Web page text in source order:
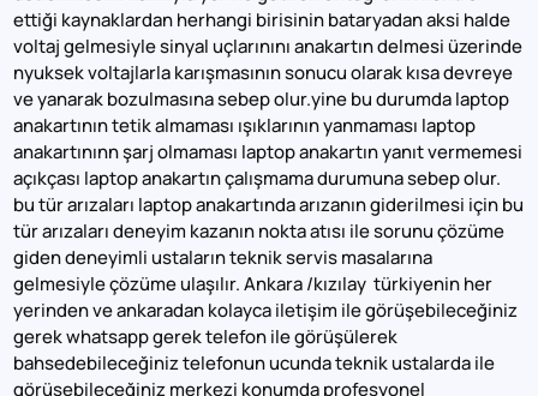
ettiği kaynaklardan herhangi birisinin bataryadan aksi halde
voltaj gelmesiyle sinyal uçlarınını anakartın delmesi üzerinde
nyuksek voltajlarla karışmasının sonucu olarak kısa devreye
ve yanarak bozulmasına sebep olur.yine bu durumda laptop
anakartının tetik almaması ışıklarının yanmaması laptop
anakartınınn şarj olmaması laptop anakartın yanıt vermemesi
açıkçası laptop anakartın çalışmama durumuna sebep olur.
bu tür arızaları laptop anakartında arızanın giderilmesi için bu
tür arızaları deneyim kazanın nokta atısı ile sorunu çözüme
giden deneyimli ustaların teknik servis masalarına
gelmesiyle çözüme ulaşılır. Ankara /kızılay türkiyenin her
yerinden ve ankaradan kolayca iletişim ile görüşebileceğiniz
gerek whatsapp gerek telefon ile görüşülerek
bahsedebileceğiniz telefonun ucunda teknik ustalarda ile
görüşebileceğiniz merkezi konumda profesyonel